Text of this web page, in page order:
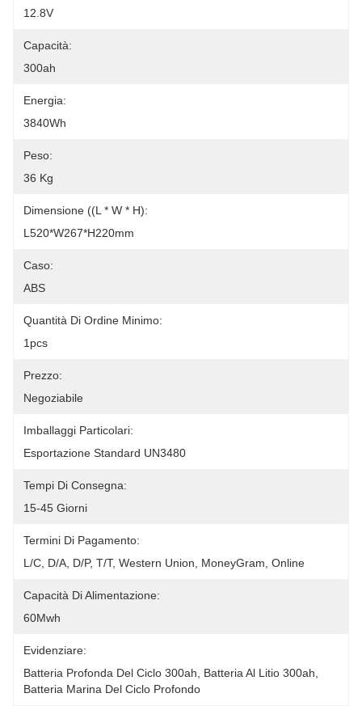
12.8V
Capacità:
300ah
Energia:
3840Wh
Peso:
36 Kg
Dimensione ((L * W * H):
L520*W267*H220mm
Caso:
ABS
Quantità Di Ordine Minimo:
1pcs
Prezzo:
Negoziabile
Imballaggi Particolari:
Esportazione Standard UN3480
Tempi Di Consegna:
15-45 Giorni
Termini Di Pagamento:
L/C, D/A, D/P, T/T, Western Union, MoneyGram, Online
Capacità Di Alimentazione:
60Mwh
Evidenziare:
Batteria Profonda Del Ciclo 300ah, Batteria Al Litio 300ah,
Batteria Marina Del Ciclo Profondo